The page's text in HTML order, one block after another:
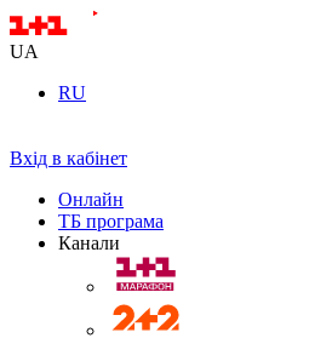
UA
RU
Вхід в кабінет
Онлайн
ТБ програма
Канали